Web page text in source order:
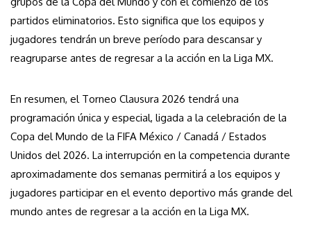
partidos eliminatorios. Esto significa que los equipos y
jugadores tendrán un breve período para descansar y
reagruparse antes de regresar a la acción en la Liga MX.
En resumen, el Torneo Clausura 2026 tendrá una
programación única y especial, ligada a la celebración de la
Copa del Mundo de la FIFA México / Canadá / Estados
Unidos del 2026. La interrupción en la competencia durante
aproximadamente dos semanas permitirá a los equipos y
jugadores participar en el evento deportivo más grande del
mundo antes de regresar a la acción en la Liga MX.